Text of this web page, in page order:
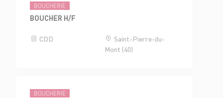
BOUCHERIE
BOUCHER H/F
CDD
Saint-Pierre-du-
Mont (40)
BOUCHERIE